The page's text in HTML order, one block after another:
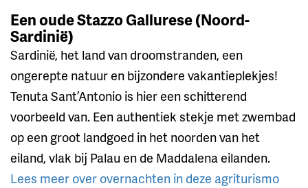
Een oude Stazzo Gallurese (Noord-
Sardinië)
Sardinië, het land van droomstranden, een
ongerepte natuur en bijzondere vakantieplekjes!
Tenuta Sant’Antonio is hier een schitterend
voorbeeld van. Een authentiek stekje met zwembad
op een groot landgoed in het noorden van het
eiland, vlak bij Palau en de Maddalena eilanden.
Lees meer over overnachten in deze agriturismo